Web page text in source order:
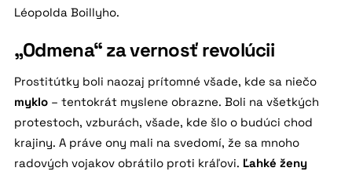
Léopolda Boillyho.
„Odmena“ za vernosť revolúcii
Prostitútky boli naozaj prítomné všade, kde sa niečo
myklo– tentokrát myslene obrazne. Boli na všetkých
protestoch, vzburách, všade, kde šlo o budúci chod
krajiny. A práve ony mali na svedomí, že sa mnoho
radových vojakov obrátilo proti kráľovi. Ľahké ženy